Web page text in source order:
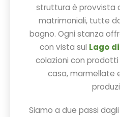
struttura è provvista
matrimoniali, tutte
bagno. Ogni stanza
con vista sul Lago
colazioni con
casa, marmellate
Siamo a due passi